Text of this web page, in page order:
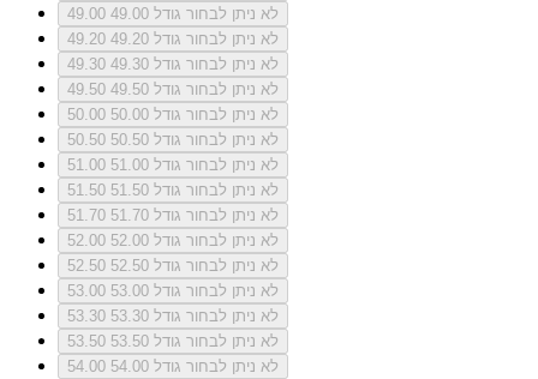
49.00
לא ניתן לבחור גודל 49.00
49.20
לא ניתן לבחור גודל 49.20
49.30
לא ניתן לבחור גודל 49.30
49.50
לא ניתן לבחור גודל 49.50
50.00
לא ניתן לבחור גודל 50.00
50.50
לא ניתן לבחור גודל 50.50
51.00
לא ניתן לבחור גודל 51.00
51.50
לא ניתן לבחור גודל 51.50
51.70
לא ניתן לבחור גודל 51.70
52.00
לא ניתן לבחור גודל 52.00
52.50
לא ניתן לבחור גודל 52.50
53.00
לא ניתן לבחור גודל 53.00
53.30
לא ניתן לבחור גודל 53.30
53.50
לא ניתן לבחור גודל 53.50
54.00
לא ניתן לבחור גודל 54.00